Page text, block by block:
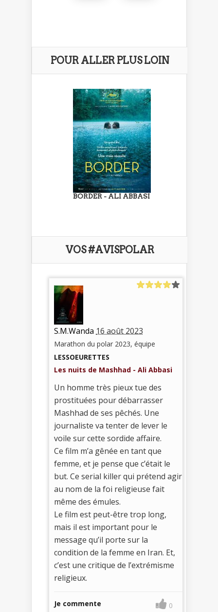
POUR ALLER PLUS LOIN
BORDER - ALI ABBASI
VOS #AVISPOLAR
S.M.Wanda 16 août 2023
Marathon du polar 2023, équipe
LESSOEURETTES
Les nuits de Mashhad - Ali Abbasi
Un homme très pieux tue des
prostituées pour débarrasser
Mashhad de ses pêchés. Une
journaliste va tenter de lever le
voile sur cette sordide affaire.
Ce film m’a gênée en tant que
femme, et je pense que c’était le
but. Ce serial killer qui prétend agir
au nom de la foi religieuse fait
même des émules.
Le film est peut-être trop long,
mais il est important pour le
message qu’il porte sur la
condition de la femme en Iran. Et,
c’est une critique de l’extrémisme
religieux.
Je commente 0